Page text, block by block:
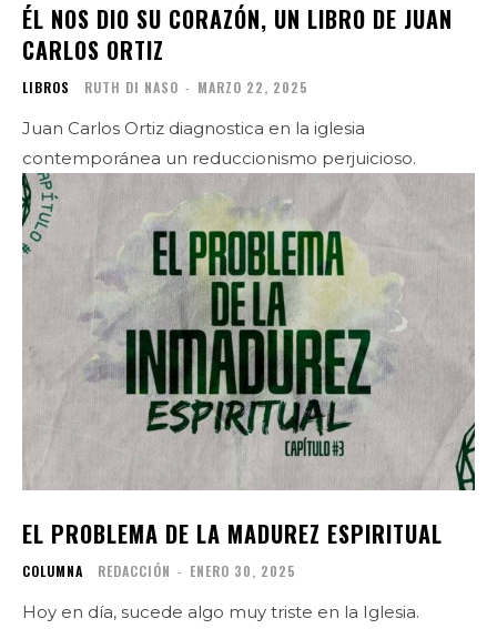
ÉL NOS DIO SU CORAZÓN, UN LIBRO DE JUAN
CARLOS ORTIZ
LIBROS RUTH DI NASO - MARZO 22, 2025
Juan Carlos Ortiz diagnostica en la iglesia
contemporánea un reduccionismo perjuicioso.
EL PROBLEMA DE LA MADUREZ ESPIRITUAL
COLUMNA REDACCIÓN - ENERO 30, 2025
Hoy en día, sucede algo muy triste en la Iglesia.